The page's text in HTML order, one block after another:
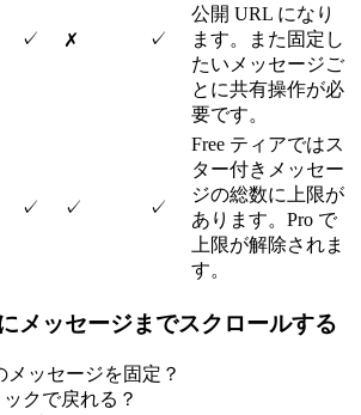
✓ ✗ ✓
公開 URL になり
ます。また固定し
たいメッセージご
とに共有操作が必
要です。
✓ ✓ ✓
Free ティアではス
ター付きメッセー
ジの総数に上限が
あります。Pro で
上限が解除されま
す。
メッセージまでスクロールする
メッセージを固定？
ックで戻れる？